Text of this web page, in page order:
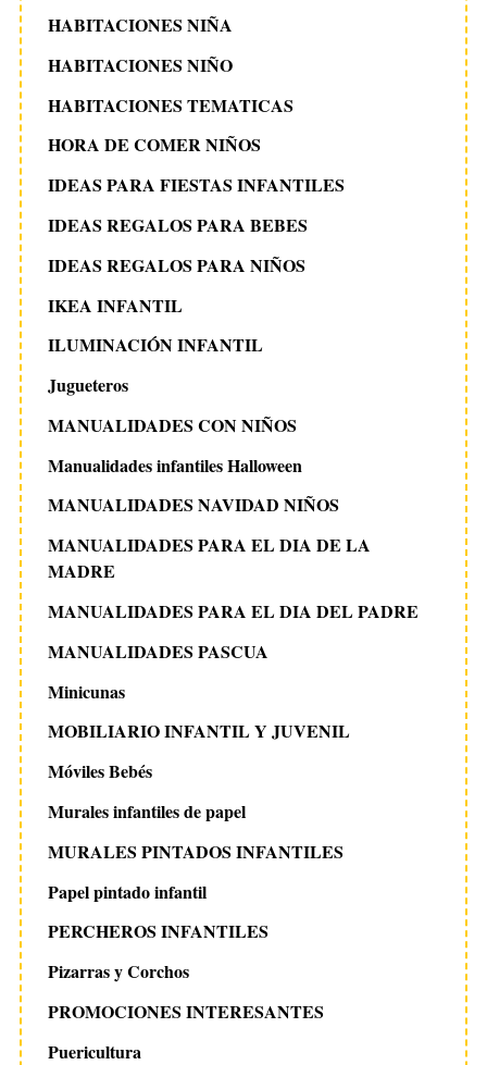
HABITACIONES NIÑA
HABITACIONES NIÑO
HABITACIONES TEMATICAS
HORA DE COMER NIÑOS
IDEAS PARA FIESTAS INFANTILES
IDEAS REGALOS PARA BEBES
IDEAS REGALOS PARA NIÑOS
IKEA INFANTIL
ILUMINACIÓN INFANTIL
Jugueteros
MANUALIDADES CON NIÑOS
Manualidades infantiles Halloween
MANUALIDADES NAVIDAD NIÑOS
MANUALIDADES PARA EL DIA DE LA
MADRE
MANUALIDADES PARA EL DIA DEL PADRE
MANUALIDADES PASCUA
Minicunas
MOBILIARIO INFANTIL Y JUVENIL
Móviles Bebés
Murales infantiles de papel
MURALES PINTADOS INFANTILES
Papel pintado infantil
PERCHEROS INFANTILES
Pizarras y Corchos
PROMOCIONES INTERESANTES
Puericultura